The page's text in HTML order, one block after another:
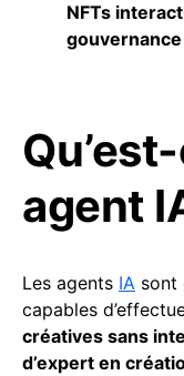
NFTs
gouvernance
agent
Les agents IA sont
capables
créatives sans
d’expert en